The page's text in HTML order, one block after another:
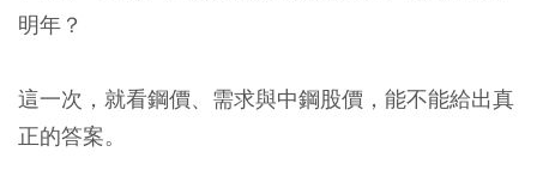
明年？
這一次，就看鋼價、需求與中鋼股價，能不能給出真
正的答案。